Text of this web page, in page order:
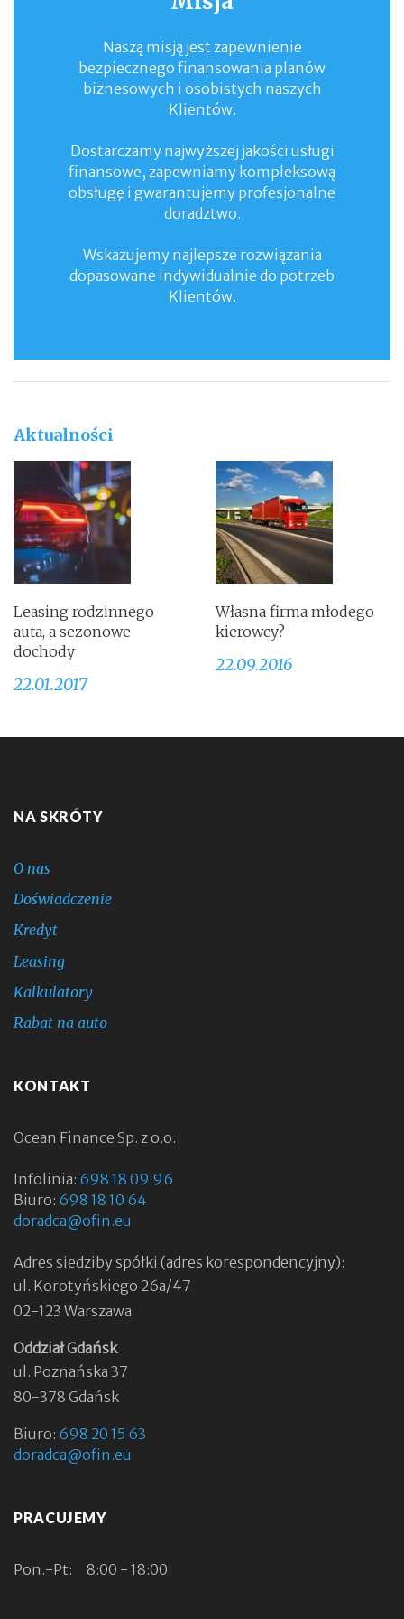
Naszą misją jest zapewnienie
bezpiecznego finansowania planów
biznesowych i osobistych naszych
Klientów.
Dostarczamy najwyższej jakości usługi
finansowe, zapewniamy kompleksową
obsługę i gwarantujemy profesjonalne
doradztwo.
Wskazujemy najlepsze rozwiązania
dopasowane indywidualnie do potrzeb
Klientów.
Aktualności
Leasing rodzinnego
auta, a sezonowe
dochody
22.01.2017
Własna firma młodego
kierowcy?
22.09.2016
NA SKRÓTY
O nas
Doświadczenie
Kredyt
Leasing
Kalkulatory
Rabat na auto
KONTAKT
Ocean Finance Sp. z o.o.
Infolinia: 698 18 09 96
Biuro: 698 18 10 64
doradca@ofin.eu
Adres siedziby spółki (adres korespondencyjny):
ul. Korotyńskiego 26a/47
02-123 Warszawa
Oddział Gdańsk
ul. Poznańska 37
80-378 Gdańsk
Biuro: 698 20 15 63
doradca@ofin.eu
PRACUJEMY
Pon.-Pt: 8:00 - 18:00